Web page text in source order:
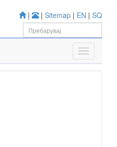
| | Sitemap | EN | SQ